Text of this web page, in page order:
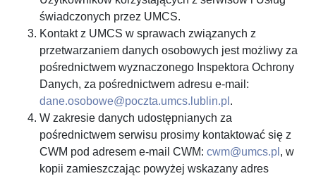
świadczonych przez UMCS.
Kontakt z UMCS w sprawach związanych z
przetwarzaniem danych osobowych jest możliwy za
pośrednictwem wyznaczonego Inspektora Ochrony
Danych, za pośrednictwem adresu e-mail:
dane.osobowe@poczta.umcs.lublin.pl .
W zakresie danych udostępnianych za
pośrednictwem serwisu prosimy kontaktować się z
CWM pod adresem e-mail CWM: cwm@umcs.pl , w
kopii zamieszczając powyżej wskazany adres